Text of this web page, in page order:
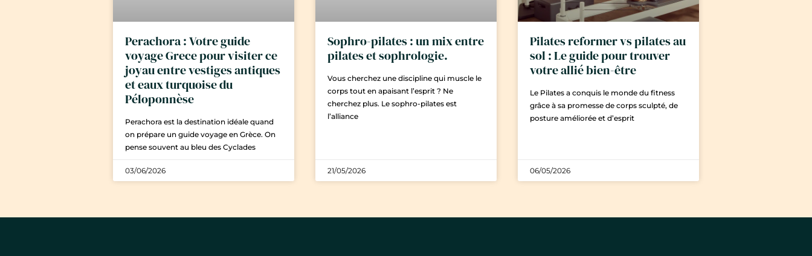
Perachora : Votre guide
voyage Grece pour visiter ce
joyau entre vestiges antiques
et eaux turquoise du
Péloponnèse
Perachora est la destination idéale quand
on prépare un guide voyage en Grèce. On
pense souvent au bleu des Cyclades
03/06/2026
Sophro-pilates : un mix entre
pilates et sophrologie.
Vous cherchez une discipline qui muscle le
corps tout en apaisant l’esprit ? Ne
cherchez plus. Le sophro-pilates est
l’alliance
21/05/2026
Pilates reformer vs pilates au
sol : Le guide pour trouver
votre allié bien-être
Le Pilates a conquis le monde du fitness
grâce à sa promesse de corps sculpté, de
posture améliorée et d’esprit
06/05/2026